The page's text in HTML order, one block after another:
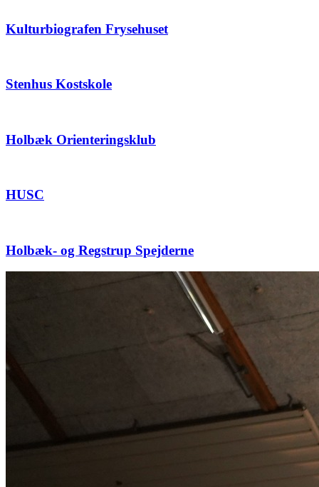
Kulturbiografen Frysehuset
Stenhus Kostskole
Holbæk Orienteringsklub
HUSC
Holbæk- og Regstrup Spejderne